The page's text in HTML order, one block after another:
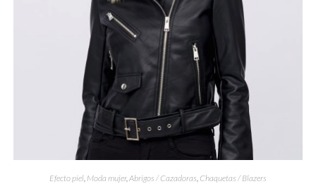
Efecto piel Moda mujer, Abrigos / Cazadoras Chaquetas / Blazers